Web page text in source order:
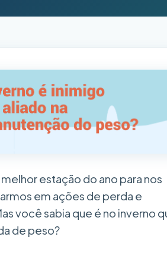
estação do ano para nos
em ações de perda e
você sabia que é no inverno
de peso?